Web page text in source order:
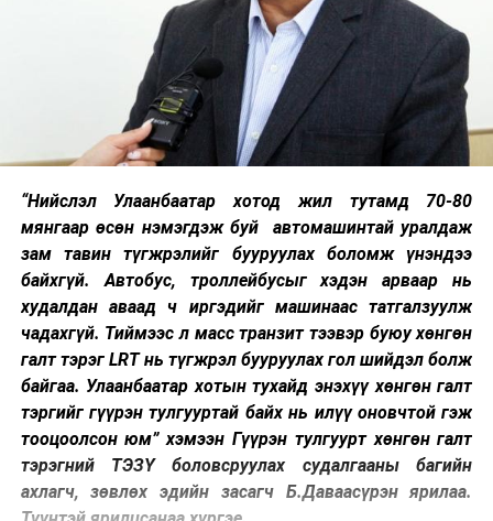
“Нийслэл Улаанбаатар хотод жил тутамд 70-80
мянгаар өсөн нэмэгдэж буй автомашинтай уралдаж
зам тавин түгжрэлийг бууруулах боломж үнэндээ
байхгүй. Автобус, троллейбусыг хэдэн арваар нь
худалдан аваад ч иргэдийг машинаас татгалзуулж
чадахгүй. Тиймээс л масс транзит тээвэр буюу хөнгөн
галт тэрэг LRT нь түгжрэл бууруулах гол шийдэл болж
байгаа. Улаанбаатар хотын тухайд энэхүү хөнгөн галт
тэргийг гүүрэн тулгууртай байх нь илүү оновчтой гэж
тооцоолсон юм” хэмээн Гүүрэн тулгуурт хөнгөн галт
тэрэгний ТЭЗҮ боловсруулах судалгааны багийн
ахлагч, зөвлөх эдийн засагч Б.Даваасүрэн ярилаа.